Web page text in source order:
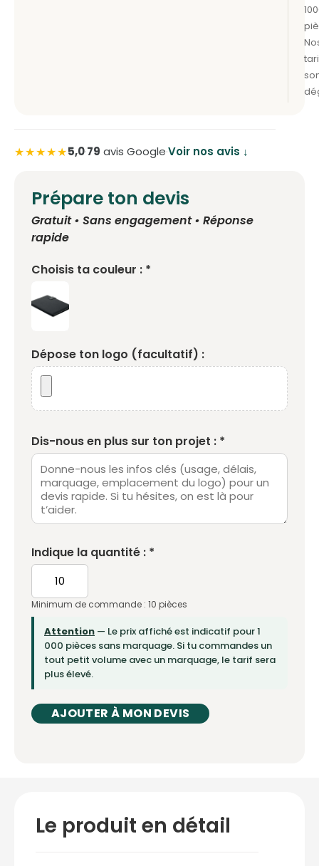
★★★★★5,0·79 avis Google·Voir nos avis ↓
Prépare ton devis
Gratuit • Sans engagement • Réponse
rapide
Choisis ta couleur : *
Dépose ton logo (facultatif) :
Dis-nous en plus sur ton projet : *
Indique la quantité : *
Minimum de commande : 10 pièces
Attention — Le prix affiché est indicatif pour 1
000 pièces sans marquage. Si tu commandes un
tout petit volume avec un marquage, le tarif sera
plus élevé.
AJOUTER À MON DEVIS
Le produit en détail